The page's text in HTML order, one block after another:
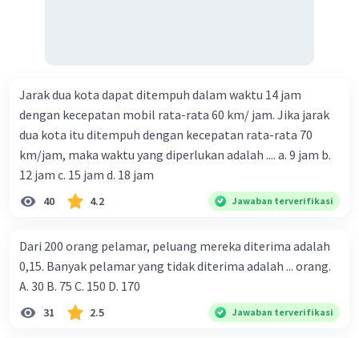
Jarak dua kota dapat ditempuh dalam waktu 14 jam
dengan kecepatan mobil rata-rata 60 km/ jam. Jika jarak
dua kota itu ditempuh dengan kecepatan rata-rata 70
km/jam, maka waktu yang diperlukan adalah .... a. 9 jam b.
12 jam c. 15 jam d. 18 jam
40 4.2 Jawaban terverifikasi
Dari 200 orang pelamar, peluang mereka diterima adalah
0,15. Banyak pelamar yang tidak diterima adalah ... orang.
A. 30 B. 75 C. 150 D. 170
31 2.5 Jawaban terverifikasi